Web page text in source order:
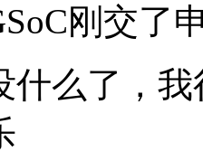
刚交了
什么了，